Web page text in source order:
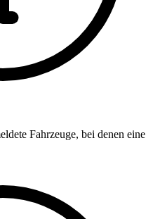
Fahrzeuge, bei denen eine